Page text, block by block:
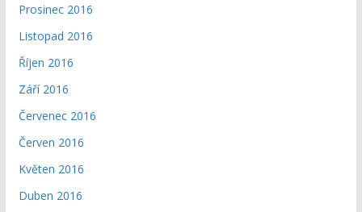
Prosinec 2016
Listopad 2016
Říjen 2016
Září 2016
Červenec 2016
Červen 2016
Květen 2016
Duben 2016